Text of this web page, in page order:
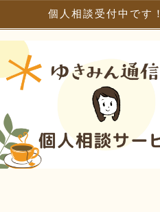
個人相談受付中です！